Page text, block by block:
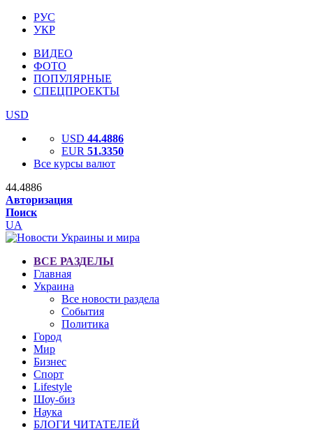
РУС
УКР
ВИДЕО
ФОТО
ПОПУЛЯРНЫЕ
СПЕЦПРОЕКТЫ
USD
USD 44.4886
EUR 51.3350
Все курсы валют
44.4886
Авторизация
Поиск
UA
ВСЕ РАЗДЕЛЫ
Главная
Украина
Все новости раздела
События
Политика
Город
Мир
Бизнес
Спорт
Lifestyle
Шоу-биз
Наука
БЛОГИ ЧИТАТЕЛЕЙ